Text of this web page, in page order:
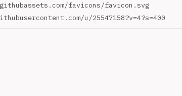
favicons/favicon.svg
u/25547158?v=4?s=400